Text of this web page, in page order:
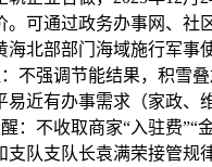
。可通过政务办事网、社
海北部部门海域施行军事
不强调节能结果，积雪叠
易近有办事需求（家政、
：不收取商家“入驻费”“
支队支队长袁满荣接管规